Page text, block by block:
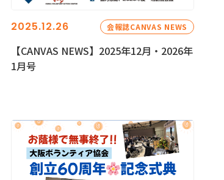
2025.12.26 会報誌CANVAS NEWS
【CANVAS NEWS】2025年12月・2026年
1月号